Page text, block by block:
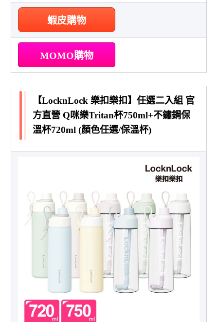
蝦皮購物
MOMO購物
【LocknLock 樂扣樂扣】任選二入組 官
方直營 Q咪樂Tritan杯750ml+不鏽鋼保
溫杯720ml (顏色任選/保溫杯)